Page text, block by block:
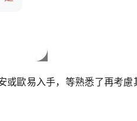
或歐易入手，等熟悉了再考慮